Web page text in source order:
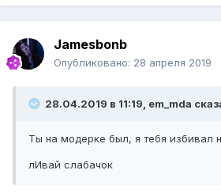
Jamesbonb
Опубликовано: 28 апреля 2019
28.04.2019 в 11:19, em_mda
Ты на модерке был, я тебя избивал
лИвай слабачок